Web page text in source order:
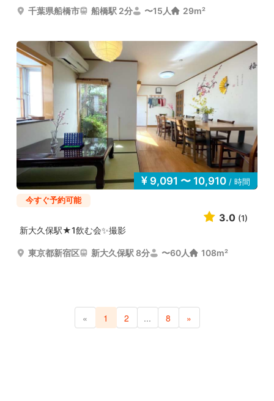
千葉県船橋市 船橋駅 2分 〜15人 29m²
9,091 〜 10,910 / 時間
今すぐ予約可能
3.0 (1)
新大久保駅★1飲む会✨撮影
東京都新宿区 新大久保駅 8分 〜60人 108m²
« 1 2 ... 8 »